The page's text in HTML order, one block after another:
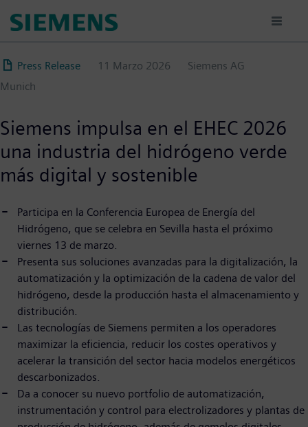
principal
Press Release 11 Marzo 2026
Siemens AG
Munich
Siemens impulsa en el EHEC 2026
una industria del hidrógeno verde
más digital y sostenible
Participa en la Conferencia Europea de Energía del
Hidrógeno, que se celebra en Sevilla hasta el próximo
viernes 13 de marzo.
Presenta sus soluciones avanzadas para la digitalización, la
automatización y la optimización de la cadena de valor del
hidrógeno, desde la producción hasta el almacenamiento y
distribución.
Las tecnologías de Siemens permiten a los operadores
maximizar la eficiencia, reducir los costes operativos y
acelerar la transición del sector hacia modelos energéticos
descarbonizados.
Da a conocer su nuevo portfolio de automatización,
instrumentación y control para electrolizadores y plantas de